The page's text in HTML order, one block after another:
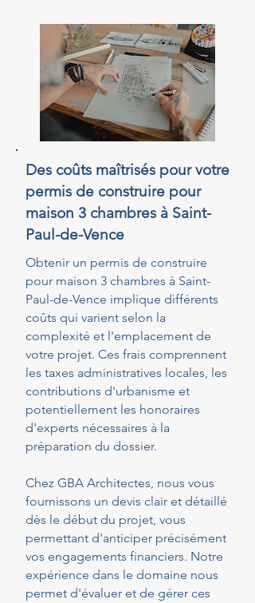
Des coûts maîtrisés pour votre
permis de construire pour
maison 3 chambres à Saint-
Paul-de-Vence
Obtenir un permis de construire
pour maison 3 chambres à Saint-
Paul-de-Vence implique différents
coûts qui varient selon la
complexité et l'emplacement de
votre projet. Ces frais comprennent
les taxes administratives locales, les
contributions d'urbanisme et
potentiellement les honoraires
d'experts nécessaires à la
préparation du dossier.
Chez GBA Architectes, nous vous
fournissons un devis clair et détaillé
dès le début du projet, vous
permettant d'anticiper précisément
vos engagements financiers. Notre
expérience dans le domaine nous
permet d'évaluer et de gérer ces